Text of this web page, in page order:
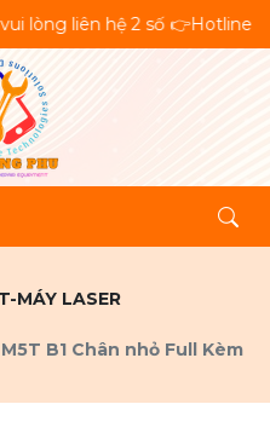
hệ 2 số 👉Hotline👉Zalo:
MÁY LASER
B1 Chân nhỏ Full Kèm